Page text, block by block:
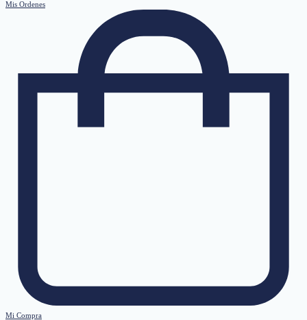
Mis Ordenes
Mi Compra